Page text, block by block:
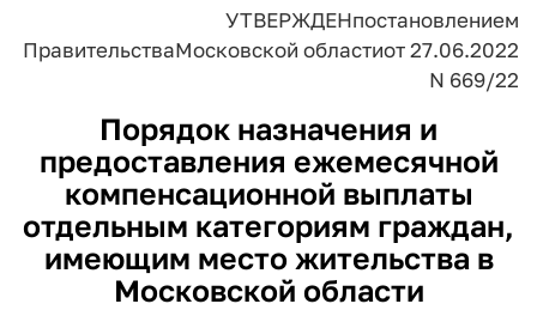
УТВЕРЖДЕНпостановлением
ПравительстваМосковской областиот 27.06.2022
N 669/22
Порядок назначения и
предоставления ежемесячной
компенсационной выплаты
отдельным категориям граждан,
имеющим место жительства в
Московской области